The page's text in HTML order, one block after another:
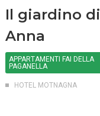
Il giardino di
Anna
APPARTAMENTI FAI DELLA
PAGANELLA
HOTEL MOTNAGNA